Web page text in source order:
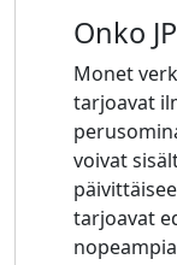
Onko
Monet
tarjoavat
voivat
tarjoavat